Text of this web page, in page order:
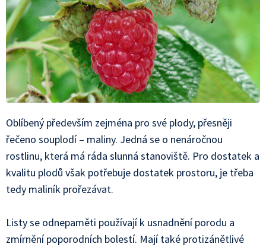
Oblíbený především zejména pro své plody, přesněji
řečeno souplodí – maliny. Jedná se o nenáročnou
rostlinu, která má ráda slunná stanoviště. Pro dostatek a
kvalitu plodů však potřebuje dostatek prostoru, je třeba
tedy maliník prořezávat.
Listy se odnepaměti používají k usnadnění porodu a
zmírnění poporodních bolestí. Mají také protizánětlivé